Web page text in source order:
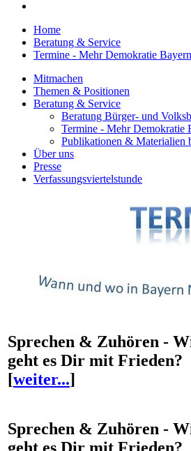
Home
Beratung & Service
Termine - Mehr Demokratie Bayern
Mitmachen
Themen & Positionen
Beratung & Service
Beratung Bürger- und
Termine - Mehr Demokratie
Publikationen & Materialien
Über uns
Presse
Verfassungsviertelstunde
Sprechen & Zuhören -
geht es Dir mit Frieden?
[weiter...]
Sprechen & Zuhören -